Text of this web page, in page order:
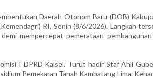
Daerah Otonom Baru (DOB)
RI, Senin (8/6/2026). Langkah
mempercepat pemerataan
I DPRD Kalsel. Turut hadir Staf Ahli
Pemekaran Tanah Kambatang Lima.